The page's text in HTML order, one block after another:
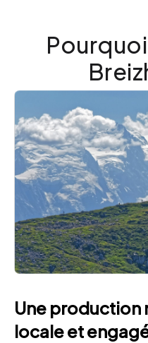
Une production
locale et